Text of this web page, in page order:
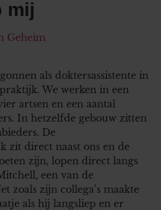
mij
Geheim
als doktersassistente in
We werken in een
artsen en een aantal
In hetzelfde gebouw zitten
De
zit direct naast ons en de
zijn, lopen direct langs
een van de
zoals zijn collega’s maakte
als hij langsliep en er